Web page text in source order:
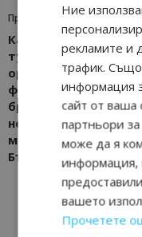
Предишна статия
Катедра „Икономика
туризма“ при УНСС
организира бизнес
форум „Глобални
брандове срещу
независими хотели
модел е по-
България?”
Ние
рекламите и
трафик.
информация
сайт от ваша
партньори
може да я
информация,
вашето
Прочетете